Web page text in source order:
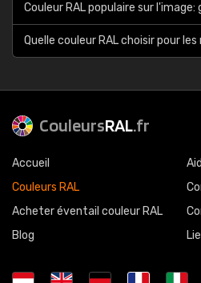
Couleur RAL populaire sur
Quelle couleur RAL choisir pour
CouleursRAL.fr
Accueil
Couleurs RAL
Acheter éventail couleur RAL
Blog